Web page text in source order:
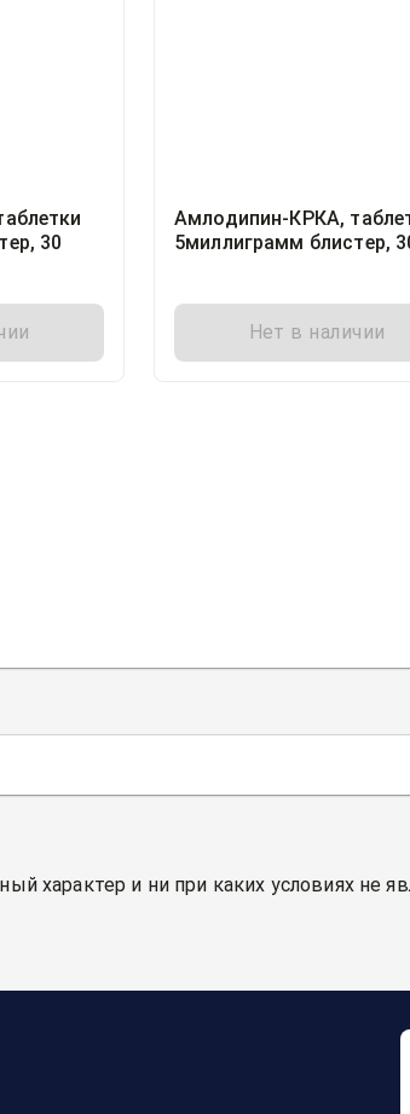
30
Амлодипин-КРКА,
5миллиграмм блистер,
Нет в наличии
характер и ни при каких условиях не